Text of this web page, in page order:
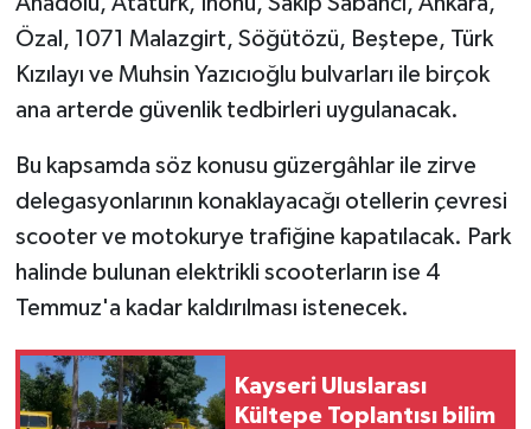
Özal, 1071 Malazgirt, Söğütözü, Beştepe, Türk
Kızılayı ve Muhsin Yazıcıoğlu bulvarları ile birçok
ana arterde güvenlik tedbirleri uygulanacak.
Bu kapsamda söz konusu güzergâhlar ile zirve
delegasyonlarının konaklayacağı otellerin çevresi
scooter ve motokurye trafiğine kapatılacak. Park
halinde bulunan elektrikli scooterların ise 4
Temmuz'a kadar kaldırılması istenecek.
Kayseri Uluslarası
Kültepe Toplantısı bilim